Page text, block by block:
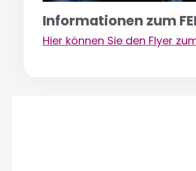
Informationen zum
Hier können Sie den Flyer